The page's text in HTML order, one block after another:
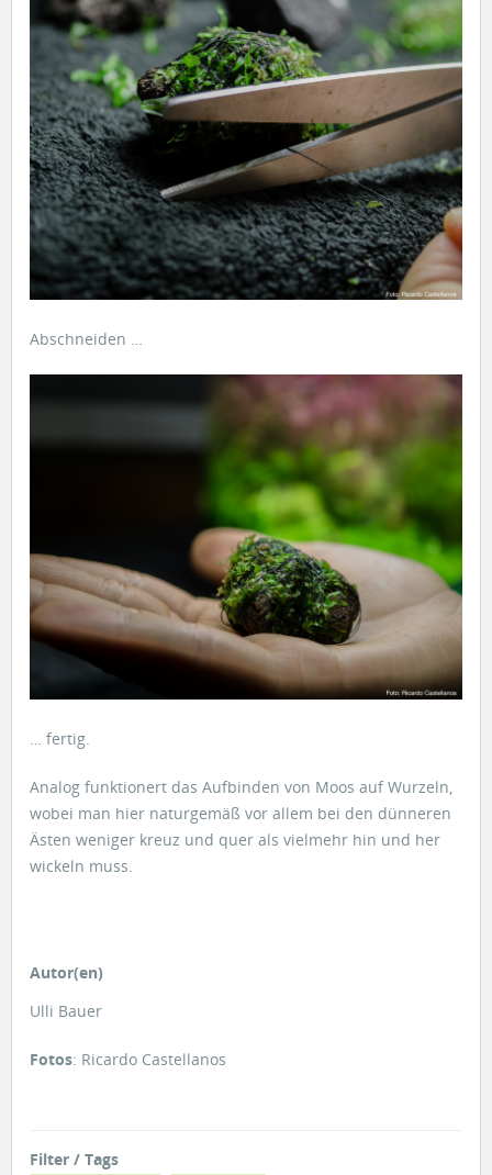
Abschneiden …
… fertig.
Analog funktionert das Aufbinden von Moos auf Wurzeln,
wobei man hier naturgemäß vor allem bei den dünneren
Ästen weniger kreuz und quer als vielmehr hin und her
wickeln muss.
Autor(en)
Ulli Bauer
Fotos: Ricardo Castellanos
Filter / Tags